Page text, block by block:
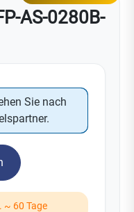
AS-0280B-
Sie nach
~ 60 Tage